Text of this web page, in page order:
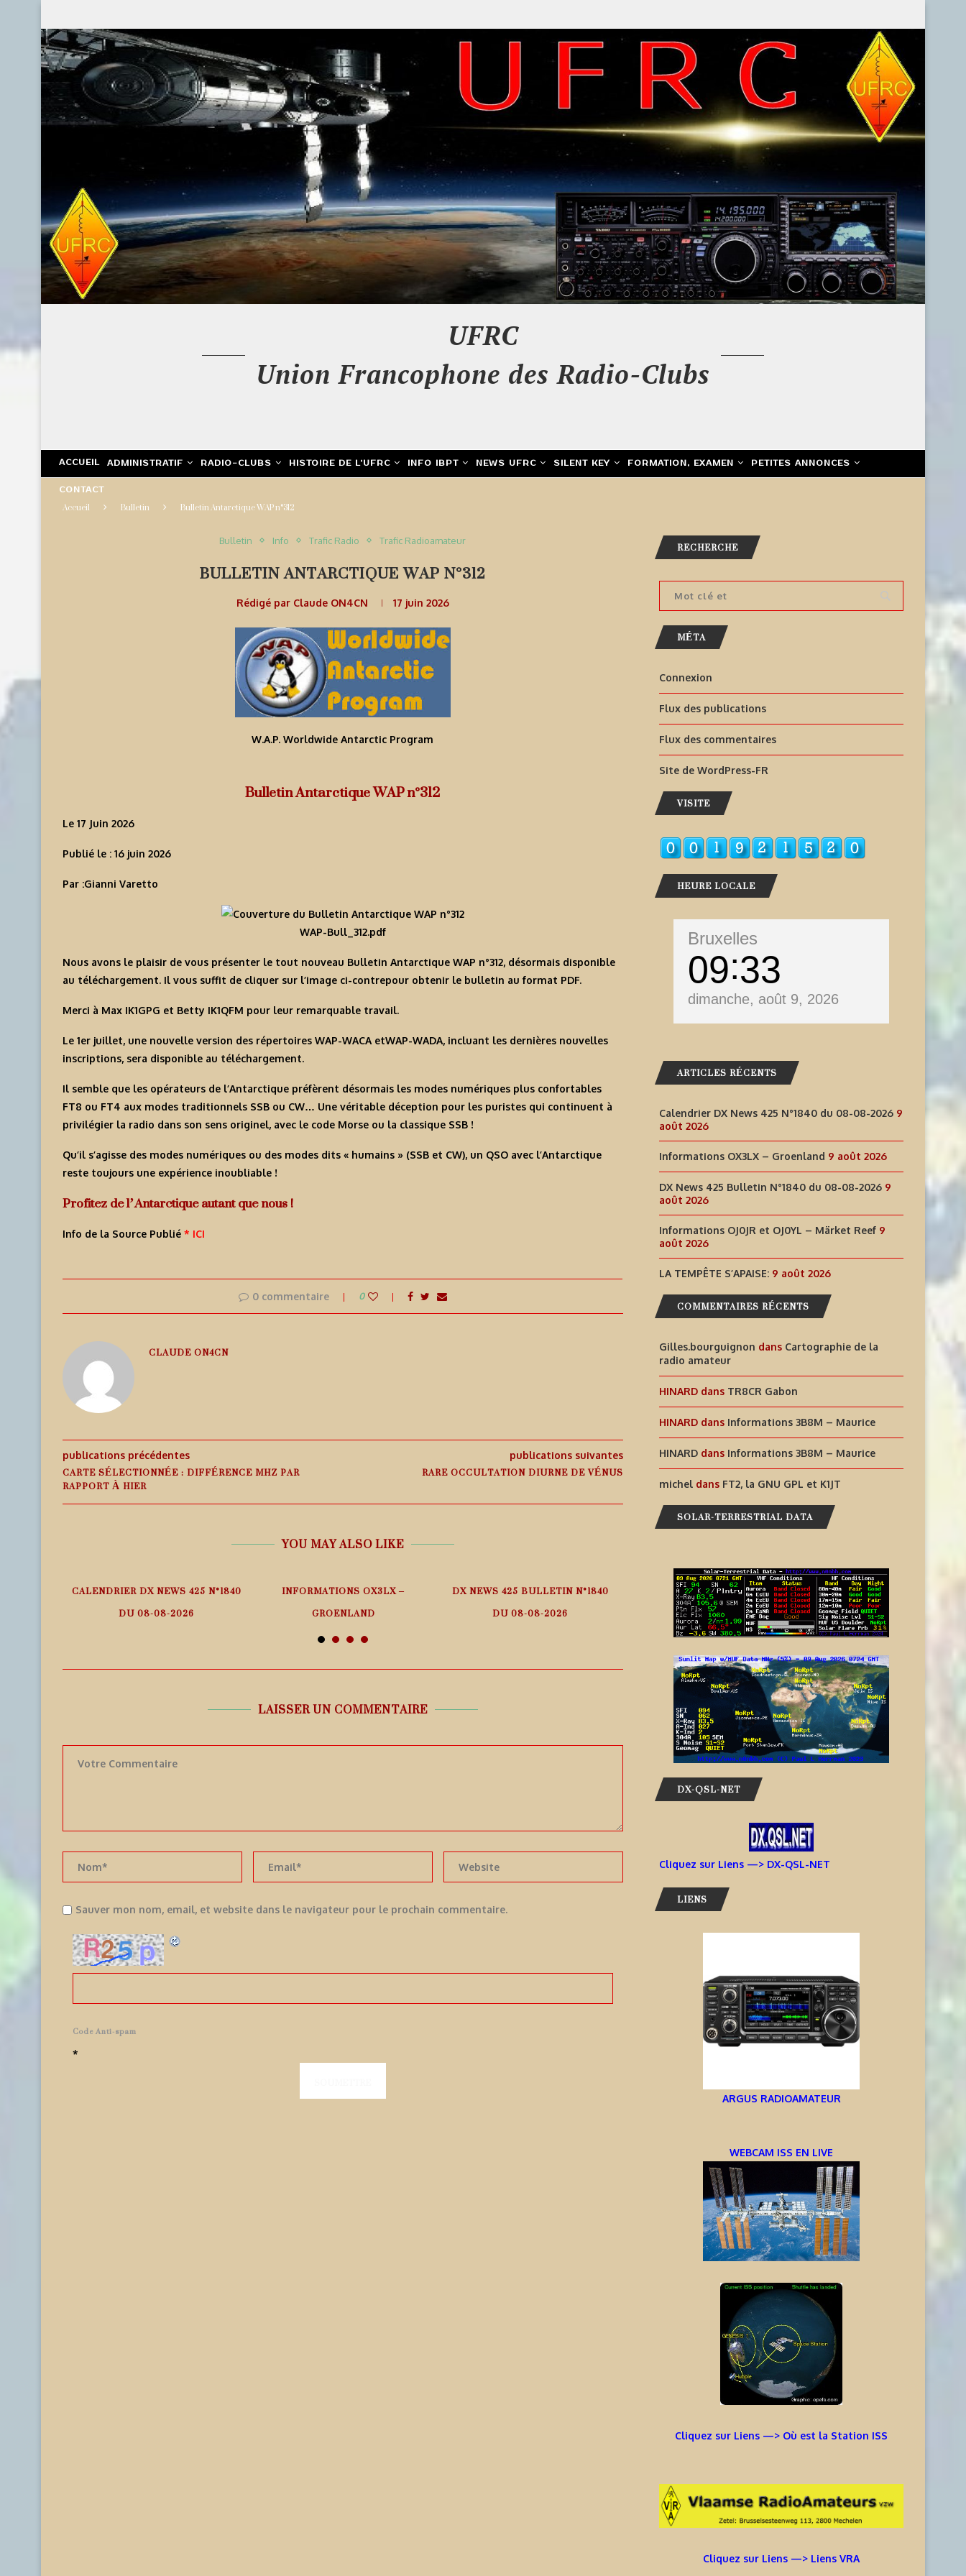
UFRC
Union Francophone des Radio-Clubs
ACCUEIL ADMINISTRATIF RADIO-CLUBS HISTOIRE DE L’UFRC INFO IBPT NEWS UFRC SILENT KEY FORMATION, EXAMEN PETITES ANNONCES
CONTACT
Accueil Bulletin Bulletin Antarctique WAP n°312
Bulletin Info Trafic Radio Trafic Radioamateur
BULLETIN ANTARCTIQUE WAP N°312
Rédigé par Claude ON4CN 17 juin 2026
W.A.P. Worldwide Antarctic Program
Bulletin Antarctique WAP n°312
Le 17 Juin 2026
Publié le : 16 juin 2026
Par :Gianni Varetto
WAP-Bull_312.pdf
Nous avons le plaisir de vous présenter le tout nouveau Bulletin Antarctique WAP n°312, désormais disponible
au téléchargement. Il vous suffit de cliquer sur l’image ci-contrepour obtenir le bulletin au format PDF.
Merci à Max IK1GPG et Betty IK1QFM pour leur remarquable travail.
Le 1er juillet, une nouvelle version des répertoires WAP-WACA etWAP-WADA, incluant les dernières nouvelles
inscriptions, sera disponible au téléchargement.
Il semble que les opérateurs de l’Antarctique préfèrent désormais les modes numériques plus confortables
FT8 ou FT4 aux modes traditionnels SSB ou CW… Une véritable déception pour les puristes qui continuent à
privilégier la radio dans son sens originel, avec le code Morse ou la classique SSB !
Qu’il s’agisse des modes numériques ou des modes dits « humains » (SSB et CW), un QSO avec l’Antarctique
reste toujours une expérience inoubliable !
Profitez de l’Antarctique autant que nous !
Info de la Source Publié * ICI
0 commentaire 0
CLAUDE ON4CN
publications précédentes
CARTE SÉLECTIONNÉE : DIFFÉRENCE MHZ PAR
RAPPORT À HIER
publications suivantes
RARE OCCULTATION DIURNE DE VÉNUS
YOU MAY ALSO LIKE
CALENDRIER DX NEWS 425 N°1840
DU 08-08-2026
INFORMATIONS OX3LX –
GROENLAND
9 août 2026
DX NEWS 425 BULLETIN N°1840
DU 08-08-2026
INFORMATIONS OJ0JR ET OJ0YL –
MÄRKET REEF
9 août 2026
LA TEMPÊTE S’APAISE:
9 août 2026
LAISSER UN COMMENTAIRE
Sauver mon nom, email, et website dans le navigateur pour le prochain commentaire.
Code Anti-spam
*
RECHERCHE
MÉTA
Connexion
Flux des publications
Flux des commentaires
Site de WordPress-FR
VISITE
HEURE LOCALE
Bruxelles
09 33
dimanche, août 9, 2026
ARTICLES RÉCENTS
Calendrier DX News 425 N°1840 du 08-08-2026 9
août 2026
Informations OX3LX – Groenland 9 août 2026
DX News 425 Bulletin N°1840 du 08-08-2026 9
août 2026
Informations OJ0JR et OJ0YL – Märket Reef 9
août 2026
LA TEMPÊTE S’APAISE: 9 août 2026
COMMENTAIRES RÉCENTS
Gilles.bourguignon dans Cartographie de la
radio amateur
HINARD dans TR8CR Gabon
HINARD dans Informations 3B8M – Maurice
HINARD dans Informations 3B8M – Maurice
michel dans FT2, la GNU GPL et K1JT
SOLAR-TERRESTRIAL DATA
DX-QSL-NET
Cliquez sur Liens —> DX-QSL-NET
LIENS
ARGUS RADIOAMATEUR
WEBCAM ISS EN LIVE
Cliquez sur Liens —> Où est la Station ISS
Cliquez sur Liens —> Liens VRA